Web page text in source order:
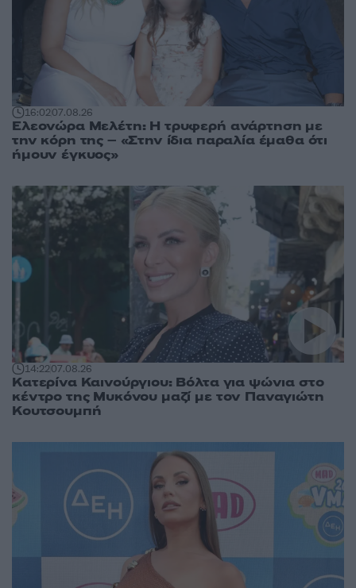
16:0207.08.26
Ελεονώρα Μελέτη: Η τρυφερή ανάρτηση με
την κόρη της – «Στην ίδια παραλία έμαθα ότι
ήμουν έγκυος»
14:2207.08.26
Κατερίνα Καινούργιου: Βόλτα για ψώνια στο
κέντρο της Μυκόνου μαζί με τον Παναγιώτη
Κουτσουμπή